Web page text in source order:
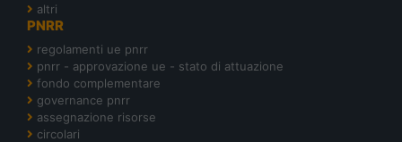
altri
PNRR
regolamenti ue pnrr
pnrr - approvazione ue - stato di attuazione
fondo complementare
governance pnrr
assegnazione risorse
circolari